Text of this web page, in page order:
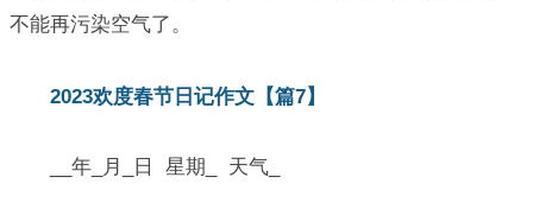
不能再污染空气了。
2023欢度春节日记作文【篇7】
__年_月_日 星期_ 天气_